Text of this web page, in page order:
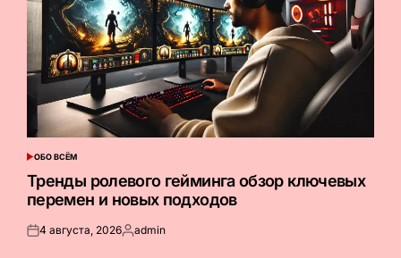
ОПУБЛИКОВАНО
В
ОБО ВСЁМ
Тренды ролевого гейминга обзор ключевых
перемен и новых подходов
Опубликовано
4 августа, 2026Запись
admin